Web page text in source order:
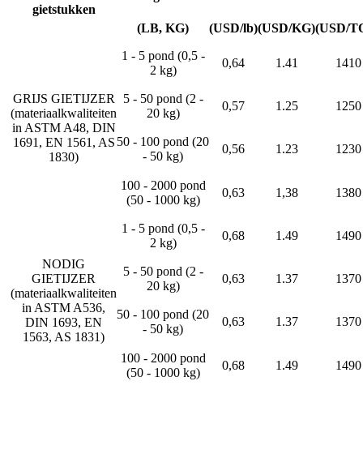
gietstukken
(LB, KG) (USD/lb)(USD/KG)(USD/
GRIJS GIETIJZER
(materiaalkwaliteiten
in ASTM A48, DIN
1691, EN 1561, AS
1830)
1 - 5 pond (0,5 -
2 kg)
0,64 1.41 1410
5 - 50 pond (2 -
20 kg)
0,57 1.25 1250
50 - 100 pond (20
- 50 kg)
0,56 1.23 1230
100 - 2000 pond
(50 - 1000 kg)
0,63 1,38 1380
NODIG
GIETIJZER
(materiaalkwaliteiten
in ASTM A536,
DIN 1693, EN
1563, AS 1831)
1 - 5 pond (0,5 -
2 kg)
0,68 1.49 1490
5 - 50 pond (2 -
20 kg)
0,63 1.37 1370
50 - 100 pond (20
- 50 kg)
0,63 1.37 1370
100 - 2000 pond
(50 - 1000 kg)
0,68 1.49 1490